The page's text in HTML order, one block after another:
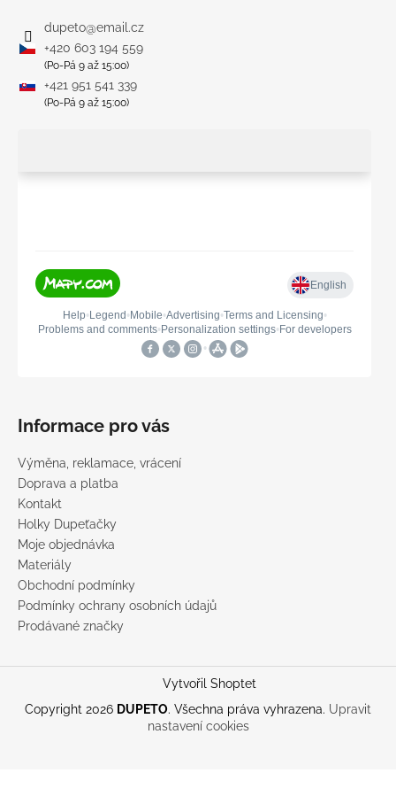
dupeto@email.cz
+420 603 194 559
(Po-Pá 9 až 15:00)
+421 951 541 339
(Po-Pá 9 až 15:00)
Informace pro vás
Výměna, reklamace, vrácení
Doprava a platba
Kontakt
Holky Dupeťačky
Moje objednávka
Materiály
Obchodní podmínky
Podmínky ochrany osobních údajů
Prodávané značky
Vytvořil Shoptet
Copyright 2026 DUPETO. Všechna práva vyhrazena. Upravit
nastavení cookies